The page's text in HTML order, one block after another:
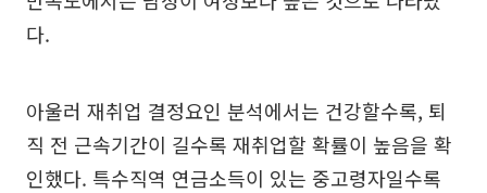
다.
아울러 재취업 결정요인 분석에서는 건강할수록, 퇴
직 전 근속기간이 길수록 재취업할 확률이 높음을 확
인했다. 특수직역 연금소득이 있는 중고령자일수록